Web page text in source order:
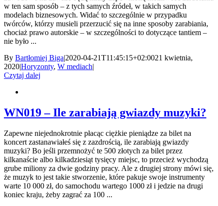
w ten sam sposób – z tych samych źródeł, w takich samych
modelach biznesowych. Widać to szczególnie w przypadku
twórców, którzy musieli przerzucić się na inne sposoby zarabiania,
chociaż prawo autorskie – w szczególności to dotyczące tantiem –
nie było ...
By Bartłomiej Biga|2020-04-21T11:45:15+02:0021 kwietnia,
2020|Horyzonty, W mediach|
Czytaj dalej
WN019 – Ile zarabiają gwiazdy muzyki?
Zapewne niejednokrotnie płacąc ciężkie pieniądze za bilet na
koncert zastanawiałeś się z zazdrością, ile zarabiają gwiazdy
muzyki? Bo jeśli przemnożyć te 500 złotych za bilet przez
kilkanaście albo kilkadziesiąt tysięcy miejsc, to przecież wychodzą
grube miliony za dwie godziny pracy. Ale z drugiej strony mówi się,
że muzyk to jest takie stworzenie, które pakuje swoje instrumenty
warte 10 000 zł, do samochodu wartego 1000 zł i jedzie na drugi
koniec kraju, żeby zagrać za 100 ...